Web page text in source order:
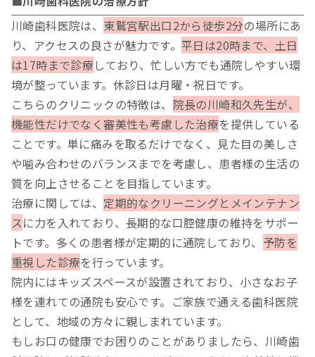
川崎歯科医院は、 東鷲宮駅出口2から徒歩2分の場所にあ
り、アクセスの良さが魅力です。 平日は20時まで、土日
は17時まで診療 しており、忙しい方でも通院しやすい環
境が整っています。休診日は月曜・祝日です。
こちらのクリニックの特徴は、 院長の川崎和久先生が、
機能性だけでなく審美性も考慮した治療を提供している
ことです。単に痛みを取るだけでなく、見た目の美しさ
や噛み合わせのバランスまでを考慮し、患者様の生活の
質を向上させることを目指しています。
治療に関しては、 定期的なクリーニングとメインテナン
スに力を入れており、長期的な口腔健康の維持をサポー
トです。多くの患者様が定期的に通院しており、 予防を
重視した診療を行っています。
院内にはキッズスペースが設置されており、小さなお子
様を連れての通院も安心です。ご家族で通える歯科医院
として、地域の方々に親しまれています。
もしお口の健康でお困りのことがありましたら、川崎歯